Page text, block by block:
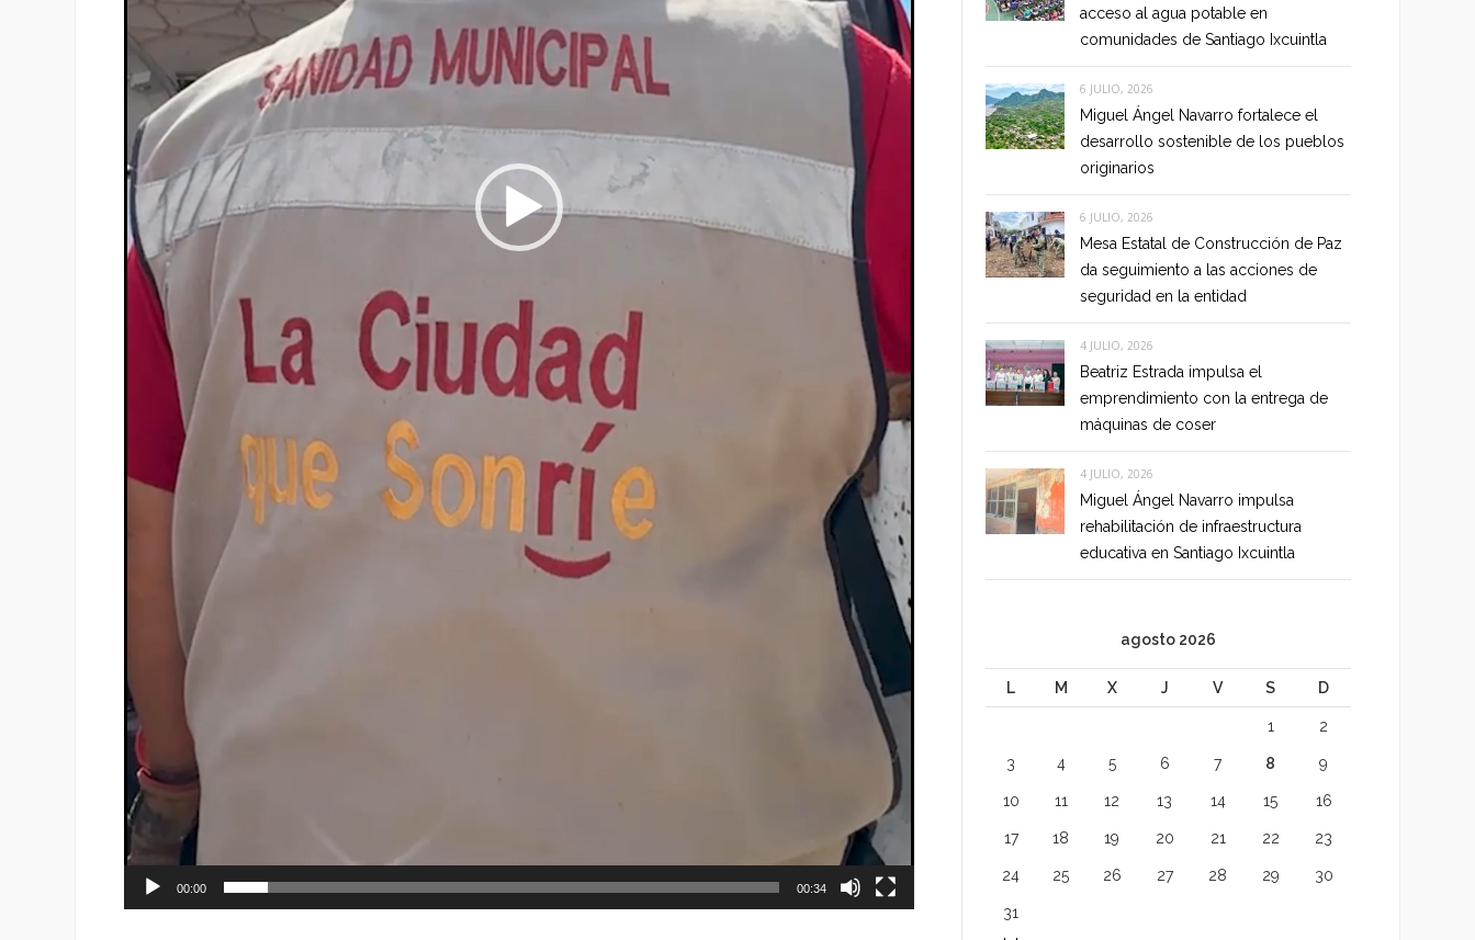
00:00 00:34
acceso al agua potable en
comunidades de Santiago Ixcuintla
6 JULIO, 2026
Miguel Ángel Navarro fortalece el
desarrollo sostenible de los pueblos
originarios
6 JULIO, 2026
Mesa Estatal de Construcción de Paz
da seguimiento a las acciones de
seguridad en la entidad
4 JULIO, 2026
Beatriz Estrada impulsa el
emprendimiento con la entrega de
máquinas de coser
4 JULIO, 2026
Miguel Ángel Navarro impulsa
rehabilitación de infraestructura
educativa en Santiago Ixcuintla
agosto 2026
L M X J V S D
1 2
3 4 5 6 7 8 9
10 11 12 13 14 15 16
17 18 19 20 21 22 23
24 25 26 27 28 29 30
31